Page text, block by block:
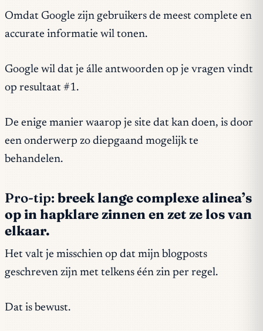
Omdat Google zijn gebruikers de meest complete en
accurate informatie wil tonen.
Google wil dat je álle antwoorden op je vragen vindt
op resultaat #1.
De enige manier waarop je site dat kan doen, is door
een onderwerp zo diepgaand mogelijk te
behandelen.
Pro-tip: breek lange complexe alinea’s
op in hapklare zinnen en zet ze los van
elkaar.
Het valt je misschien op dat mijn blogposts
geschreven zijn met telkens één zin per regel.
Dat is bewust.